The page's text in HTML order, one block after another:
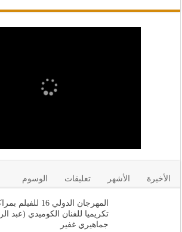
الأخيرة الأشهر تعليقات الوسوم
المهرجان الدولي
تكريميا للفنان الكوميدي (عبد
جماهيري غفير